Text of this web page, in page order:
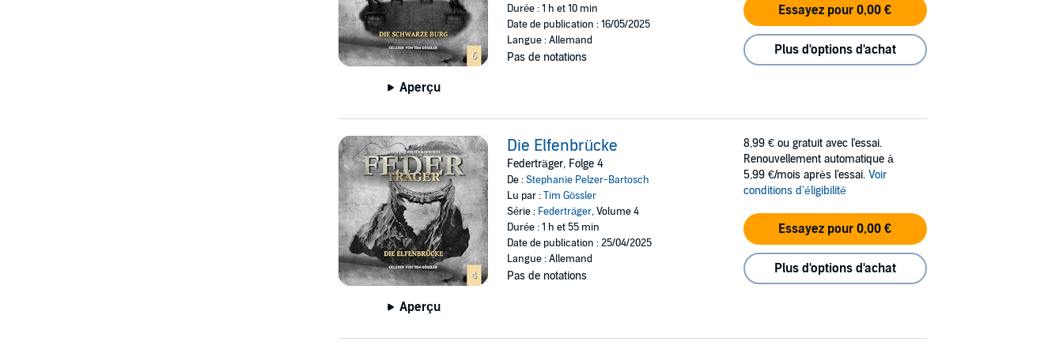
Aperçu
Durée : 1 h et 10 min
Date de publication : 16/05/2025
Langue : Allemand
Pas de notations
Essayez pour 0,00 €
Plus d'options d'achat
Aperçu
Die Elfenbrücke
Federträger, Folge 4
De :Stephanie Pelzer-Bartosch
Lu par :Tim Gössler
Série : Federträger, Volume 4
Durée : 1 h et 55 min
Date de publication : 25/04/2025
Langue : Allemand
Pas de notations
8,99 € ou gratuit avec l'essai.
Renouvellement automatique à
5,99 €/mois après l'essai. Voir
conditions d'éligibilité
Essayez pour 0,00 €
Plus d'options d'achat